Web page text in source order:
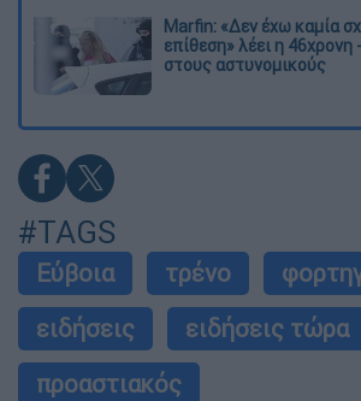
Marfin: «Δεν έχω καμία
επίθεση» λέει η
στους αστυνομικούς
#TAGS
Εύβοια τρένο
ειδήσεις
ειδήσεις τώρα
προαστιακός